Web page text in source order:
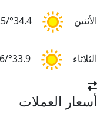
الأثنين 34.4°/25.5°
الثلاثاء 33.9°/26°
أسعار العملات